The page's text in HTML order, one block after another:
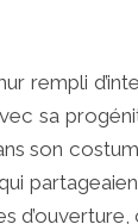
rempli
sa
son